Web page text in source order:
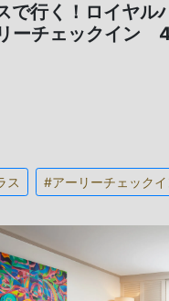
で行く！ロイヤ
チェックイン
ス #アーリーチェックイ